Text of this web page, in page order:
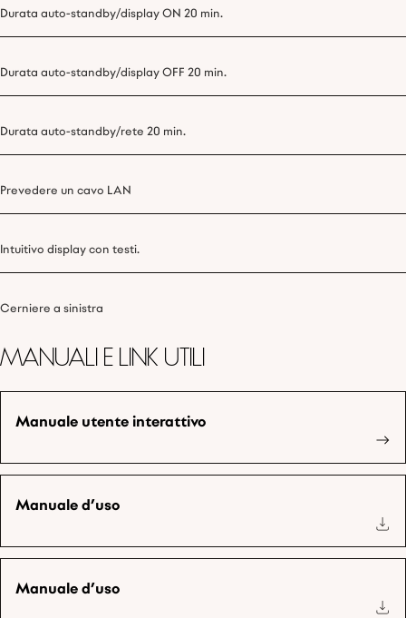
Durata auto-standby/display ON 20 min.
Durata auto-standby/display OFF 20 min.
Durata auto-standby/rete 20 min.
Prevedere un cavo LAN
Intuitivo display con testi.
Cerniere a sinistra
Manuali e link utili
Manuale utente interattivo
Manuale d’uso
Manuale d’uso